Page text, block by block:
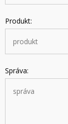
Produkt:
Správa: